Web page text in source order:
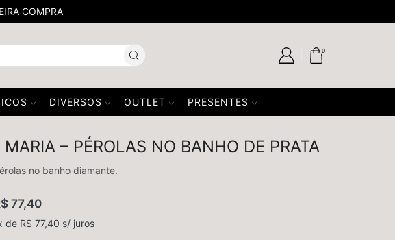
COMPRA
0
DIVERSOS OUTLET PRESENTES
MARIA – PÉROLAS NO BANHO DE PRATA
no banho diamante.
77,40
de R$ 77,40 s/ juros